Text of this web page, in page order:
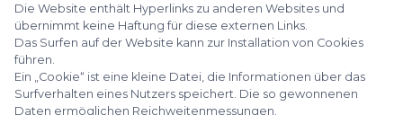
Die Website enthält Hyperlinks zu anderen Websites und
übernimmt keine Haftung für diese externen Links.
Das Surfen auf der Website kann zur Installation von Cookies
führen.
Ein „Cookie“ ist eine kleine Datei, die Informationen über das
Surfverhalten eines Nutzers speichert. Die so gewonnenen
Daten ermöglichen Reichweitenmessungen.